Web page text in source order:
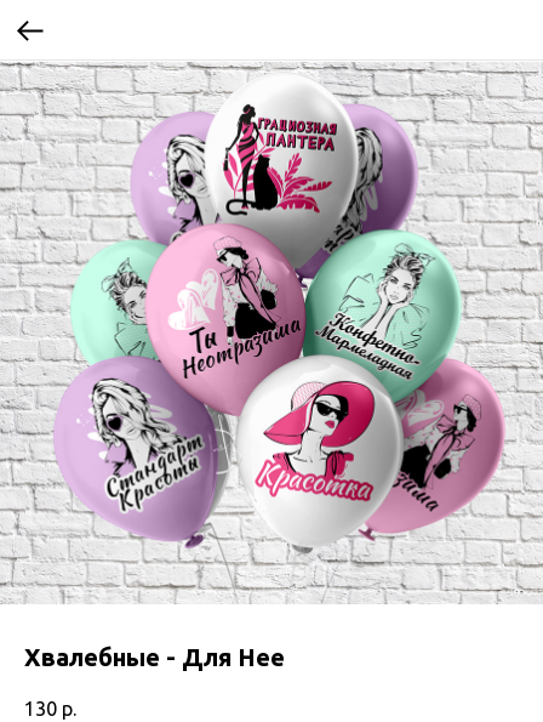
Хвалебные - Для Нее
130 р.